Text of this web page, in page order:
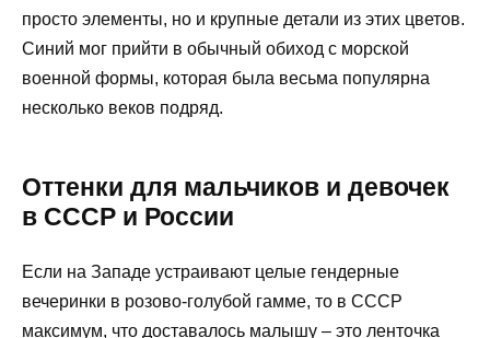
просто элементы, но и крупные детали из этих цветов.
Синий мог прийти в обычный обиход с морской
военной формы, которая была весьма популярна
несколько веков подряд.
Оттенки для мальчиков и девочек
в СССР и России
Если на Западе устраивают целые гендерные
вечеринки в розово-голубой гамме, то в СССР
максимум, что доставалось малышу – это ленточка